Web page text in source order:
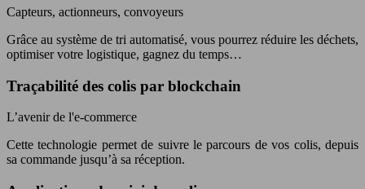
Capteurs, actionneurs, convoyeurs
Grâce au système de tri automatisé, vous pourrez réduire les déchets,
optimiser votre logistique, gagnez du temps…
Traçabilité des colis par blockchain
L’avenir de l'e-commerce
Cette technologie permet de suivre le parcours de vos colis, depuis
sa commande jusqu’à sa réception.